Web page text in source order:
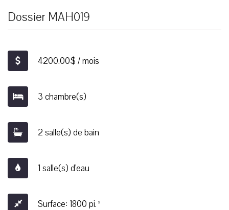
Dossier MAH019
4200.00$ / mois
3 chambre(s)
2 salle(s) de bain
1 salle(s) d'eau
Surface: 1800 pi.²